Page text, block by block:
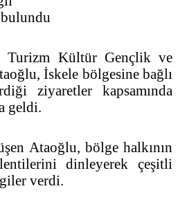
Turizm Kültür Gençlik ve
İskele bölgesine bağlı
ziyaretler kapsamında
geldi.
Ataoğlu, bölge halkının
dinleyerek çeşitli
verdi.